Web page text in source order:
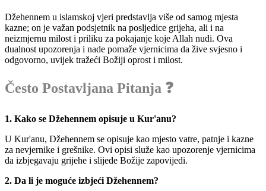
Džehennem u islamskoj vjeri predstavlja više od samog mjesta
kazne; on je važan podsjetnik na posljedice grijeha, ali i na
neizmjernu milost i priliku za pokajanje koje Allah nudi. Ova
dualnost upozorenja i nade pomaže vjernicima da žive svjesno i
odgovorno, uvijek tražeći Božiji oprost i milost.
Često Postavljana Pitanja ❓
1. Kako se Džehennem opisuje u Kur'anu?
U Kur'anu, Džehennem se opisuje kao mjesto vatre, patnje i kazne
za nevjernike i grešnike. Ovi opisi služe kao upozorenje vjernicima
da izbjegavaju grijehe i slijede Božije zapovijedi.
2. Da li je moguće izbjeći Džehennem?